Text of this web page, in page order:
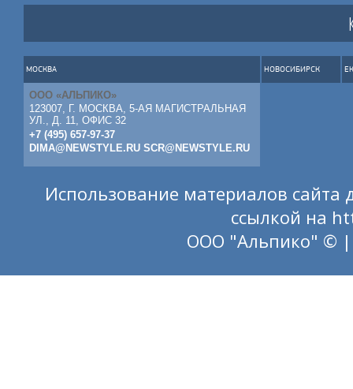
МОСКВА
ООО «АЛЬПИКО»
123007, Г. МОСКВА, 5-АЯ МАГИСТРАЛЬНАЯ
УЛ., Д. 11, ОФИС 32
+7 (495) 657-97-37
DIMA@NEWSTYLE.RU SCR@NEWSTYLE.RU
НОВОСИБИРСК
Использование материалов сайта
ссылкой на
ООО "Альпико" © |